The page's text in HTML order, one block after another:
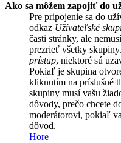
Ako sa môžem zapojiť do
Pre pripojenie sa do
odkaz Užívateľské
časti stránky, ale
prezrieť všetky
prístup, niektoré sú
Pokiaľ je skupina
kliknutím na príslušné
skupiny musí vašu
dôvody, prečo chcete
moderátorovi, pokiaľ
dôvod.
Hore